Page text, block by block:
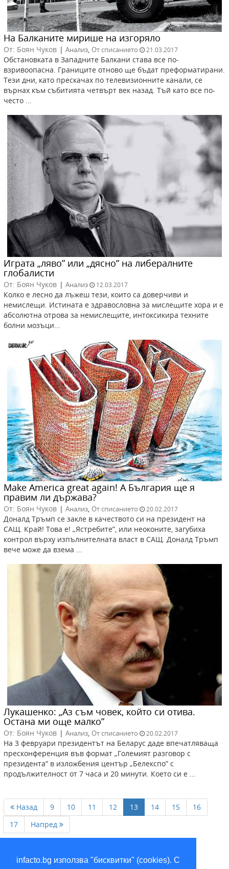
infacto.bg използва "бисквитки" (cookies). С
На Балканите мирише на изгоряло
От: Боян Чуков | Анализ, От списанието 21.03.2017
Обстановката в Западните Балкани става все по-
взривоопасна. Границите отново ще бъдат преформатирани.
Тези дни, като прескачах по телевизионните канали, се
върнах към събитията четвърт век назад. Тъй като все по-
често ...
Играта „ляво” или „дясно” на либералните
глобалисти
От: Боян Чуков | Анализ 12.03.2017
Колко е лесно да лъжеш тези, които са доверчиви и
немислещи. Истината е здравословна за мислещите хора и е
абсолютна отрова за немислещите, интоксикира техните
болни мозъци...
Make America great again! А България ще я
правим ли държава?
От: Боян Чуков | Анализ От списанието 20.02.2017
Доналд Тръмп се закле в качеството си на президент на
САЩ. Край! Това е! „Ястребите”, или неоконите, загубиха
контрол върху изпълнителната власт в САЩ. Доналд Тръмп
вече може да взема ...
Лукашенко: „Аз съм човек, който си отива.
Остана ми още малко”
От: Боян Чуков | Анализ, От списанието 20.02.2017
На 3 февруари президентът на Беларус даде впечатляваща
пресконференция във формат „Големият разговор с
президента” в изложбения център „Белекспо” с
продължителност от 7 часа и 20 минути. Което си е ...
Назад 9 10 11 12 13 14 15
16
17
Напред